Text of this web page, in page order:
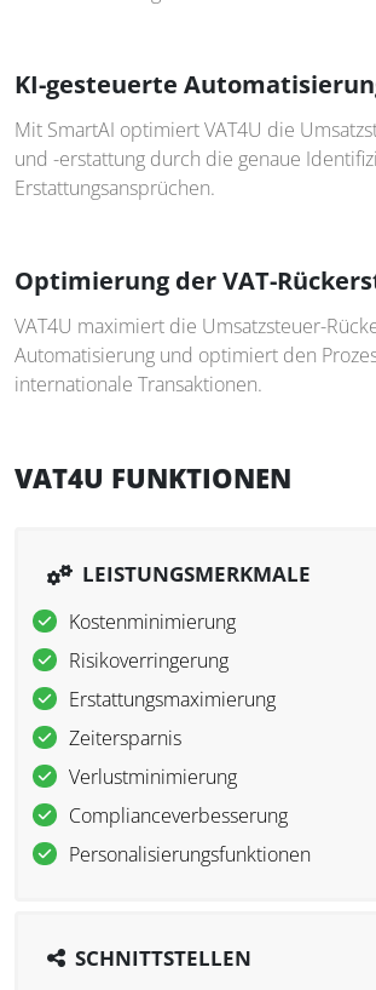
KI-gesteuerte
Mit SmartAI optimiert VAT4U die
und -erstattung durch die genaue
Erstattungsansprüchen.
Optimierung der VAT-
VAT4U maximiert die Umsatzsteuer-
Automatisierung und optimiert den
internationale Transaktionen.
VAT4U FUNKTIONEN
LEISTUNGSMERKMALE
Kostenminimierung
Risikoverringerung
Erstattungsmaximierung
Zeitersparnis
Verlustminimierung
Complianceverbesserung
Personalisierungsfunktionen
SCHNITTSTELLEN